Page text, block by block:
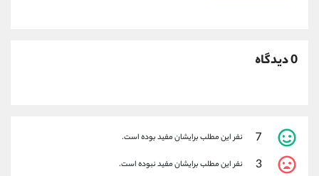
0 دیدگاه
7 نفر این مطلب برایشان مفید بوده است.
3 نفر این مطلب برایشان مفید نبوده است.